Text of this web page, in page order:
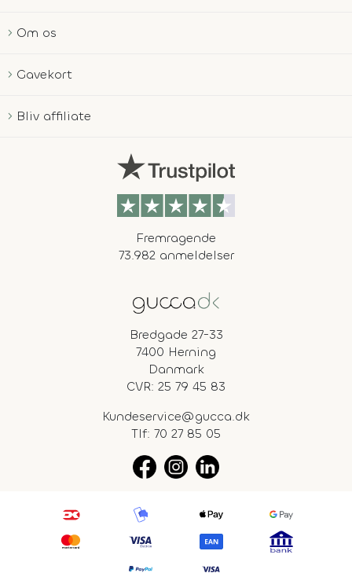
Om os
Gavekort
Bliv affiliate
Fremragende
73.982 anmeldelser
Bredgade 27-33
7400 Herning
Danmark
CVR: 25 79 45 83
Kundeservice@gucca.dk
Tlf: 70 27 85 05